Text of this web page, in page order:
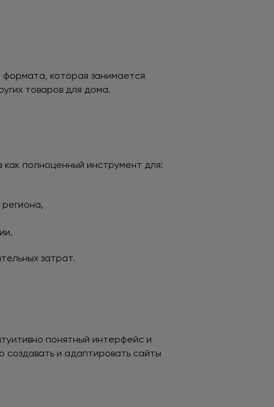
формата, которая занимается
товаров для дома.
как полноценный инструмент для:
затрат.
понятный интерфейс и
создавать и адаптировать сайты